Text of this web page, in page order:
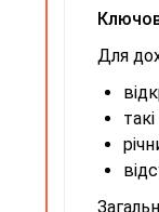
Для